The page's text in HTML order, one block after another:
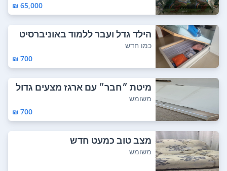
65,000 ₪
הילד גדל ועבר ללמוד באוניברסיט
ה... אז בל...
כמו חדש
700 ₪
מיטת ״חבר״ עם ארגז מצעים גדול
משומש
700 ₪
מצב טוב כמעט חדש
משומש